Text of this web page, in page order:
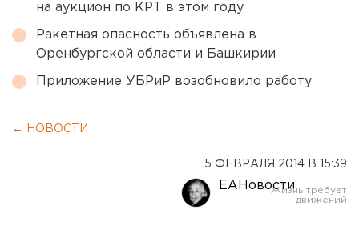
на аукцион по КРТ в этом году
Ракетная опасность объявлена в
Оренбургской области и Башкирии
Приложение УБРиР возобновило работу
← НОВОСТИ
5 ФЕВРАЛЯ 2014 В 15:39
ЕАНовости